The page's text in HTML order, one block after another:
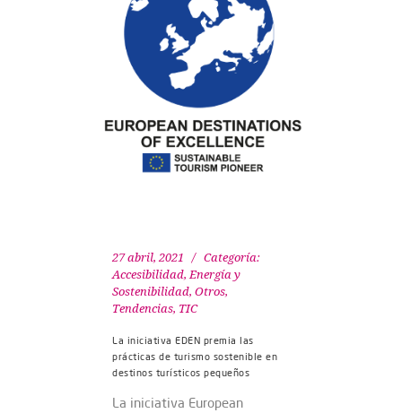
27 abril, 2021
Categoría:
Accesibilidad, Energía y
Sostenibilidad, Otros,
Tendencias, TIC
La iniciativa EDEN premia las
prácticas de turismo sostenible en
destinos turísticos pequeños
La iniciativa European